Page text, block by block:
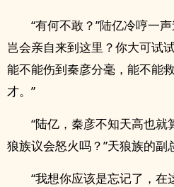
“有何不敢？”陆亿冷哼一
岂会亲自来到这里？你大可试
能不能伤到秦彦分毫，能不能
才。”
“陆亿，秦彦不知天高也
狼族议会怒火吗？”天狼族的副
“我想你应该是忘记了，